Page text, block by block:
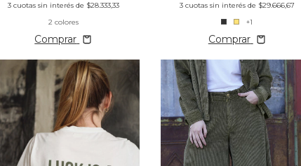
3 cuotas sin interés de $28.333,33
2 colores
Comprar
3 cuotas sin interés de $29.666,67
+1
Comprar